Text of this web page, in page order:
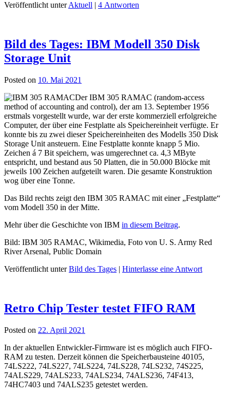
Veröffentlicht unterAktuell | 4 Antworten
Bild des Tages: IBM Modell 350 Disk
Storage Unit
Posted on 10. Mai 2021
Der IBM 305 RAMAC (random-access
method of accounting and control), der am 13. September 1956
erstmals vorgestellt wurde, war der erste kommerziell erfolgreiche
Computer, der über eine Festplatte als Speichereinheit verfügte. Er
konnte bis zu zwei dieser Speichereinheiten des Modells 350 Disk
Storage Unit ansteuern. Eine Festplatte konnte knapp 5 Mio.
Zeichen á 7 Bit speichern, was umgerechnet ca. 4,3 MByte
entspricht, und bestand aus 50 Platten, die in 50.000 Blöcke mit
jeweils 100 Zeichen aufgeteilt waren. Die gesamte Konstruktion
wog über eine Tonne.
Das Bild rechts zeigt den IBM 305 RAMAC mit einer „Festplatte“
vom Modell 350 in der Mitte.
Mehr über die Geschichte von IBM in diesem Beitrag.
Bild: IBM 305 RAMAC, Wikimedia, Foto von U. S. Army Red
River Arsenal, Public Domain
Veröffentlicht unterBild des Tages | Hinterlasse eine Antwort
Retro Chip Tester testet FIFO RAM
Posted on 22. April 2021
In der aktuellen Entwickler-Firmware ist es möglich auch FIFO-
RAM zu testen. Derzeit können die Speicherbausteine 40105,
74LS222, 74LS227, 74LS224, 74LS228, 74LS232, 74S225,
74ALS229, 74ALS233, 74ALS234, 74ALS236, 74F413,
74HC7403 und 74ALS235 getestet werden.